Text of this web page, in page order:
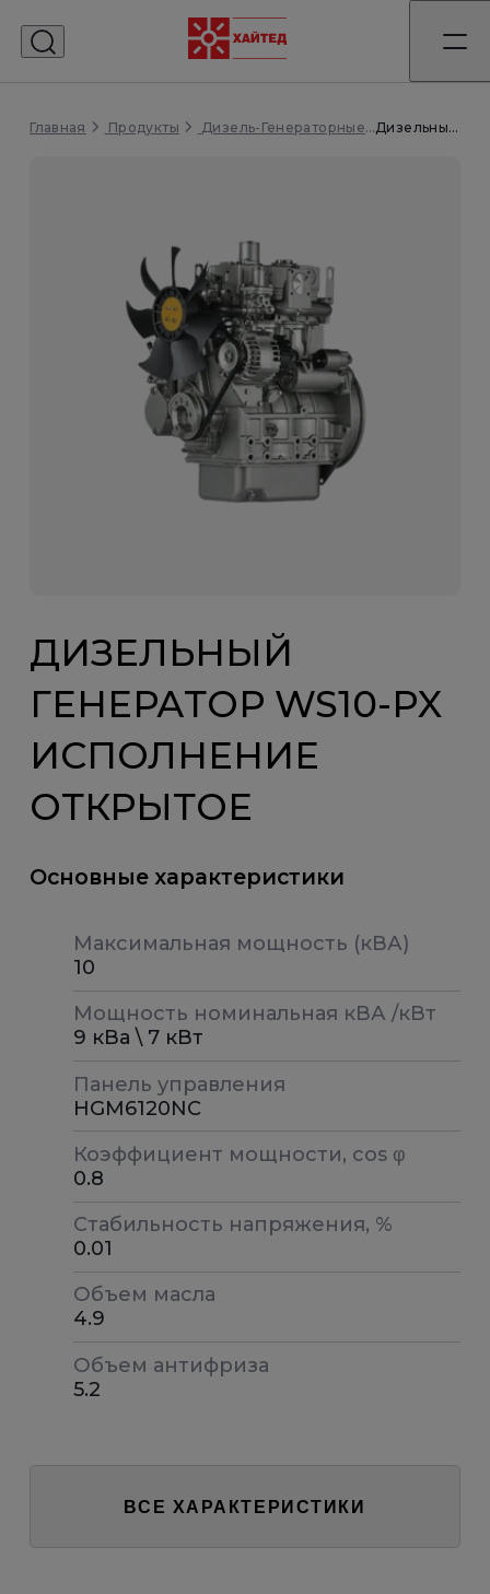
Главная Продукты Дизель-Генераторные Установки (ДГУ) Дизельный генератор WS10-PX исполнение Открытое
ДИЗЕЛЬНЫЙ
ГЕНЕРАТОР WS10-PX
ИСПОЛНЕНИЕ
ОТКРЫТОЕ
Основные характеристики
Максимальная мощность (кВА)
10
Мощность номинальная кВА /кВт
9 кВа \ 7 кВт
Панель управления
HGM6120NC
Коэффициент мощности, cos φ
0.8
Стабильность напряжения, %
0.01
Объем масла
4.9
Объем антифриза
5.2
ВСЕ ХАРАКТЕРИСТИКИ